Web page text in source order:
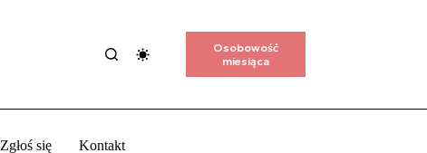
Osobowość
miesiąca
Zgłoś się Kontakt